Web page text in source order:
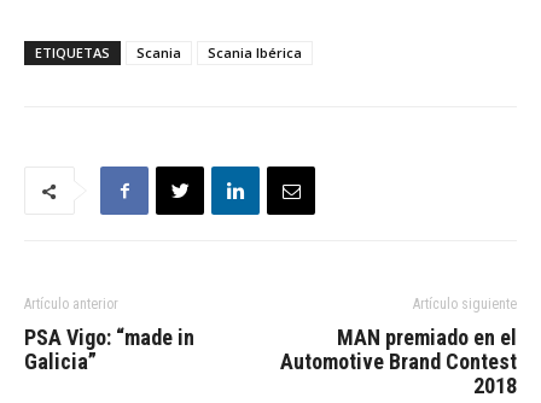
ETIQUETAS Scania Scania Ibérica
Artículo anterior
PSA Vigo: “made in
Galicia”
Artículo siguiente
MAN premiado en el
Automotive Brand Contest
2018